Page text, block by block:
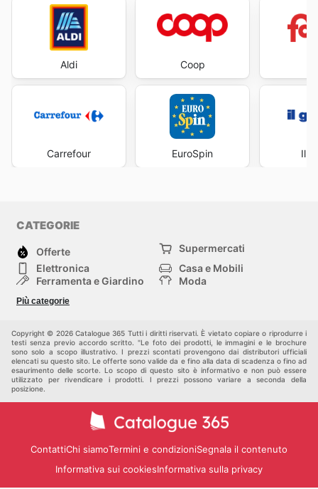
Aldi
Carrefour
Coop
EuroSpin Il
CATEGORIE
Offerte
Supermercati
Elettronica
Casa e Mobili
Ferramenta e Giardino
Moda
Bambini e Neonati
Più categorie
Copyright © 2026 Catalogue 365 Tutti i diritti riservati. È vietato copiare o riprodurre i
testi senza previo accordo scritto. "Le foto dei prodotti, le immagini e le brochure
sono solo a scopo illustrativo. I prezzi scontati provengono dai distributori ufficiali
elencati su questo sito. Le offerte sono valide da e fino alla data di scadenza o fino ad
esaurimento delle scorte. Lo scopo di questo sito è informativo e non può essere
utilizzato per rivendicare i prodotti. I prezzi possono variare a seconda della
posizione.
ContattiChi siamoTermini e condizioniSegnala il contenuto
Informativa sui cookiesInformativa sulla privacy